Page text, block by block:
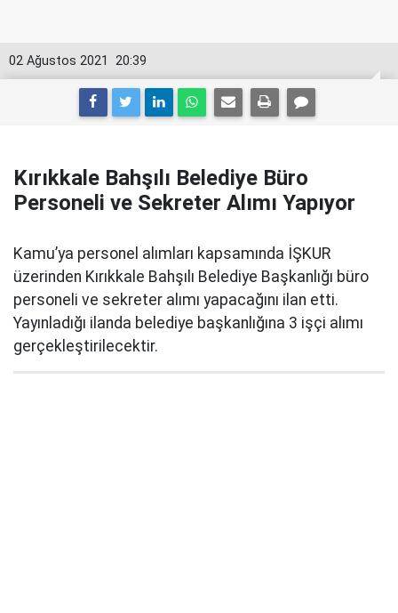
20:39
02 Ağustos 2021
Kırıkkale Bahşılı Belediye Büro
Personeli ve Sekreter Alımı Yapıyor
Kamu’ya personel alımları kapsamında İŞKUR
üzerinden Kırıkkale Bahşılı Belediye Başkanlığı büro
personeli ve sekreter alımı yapacağını ilan etti.
Yayınladığı ilanda belediye başkanlığına 3 işçi alımı
gerçekleştirilecektir.